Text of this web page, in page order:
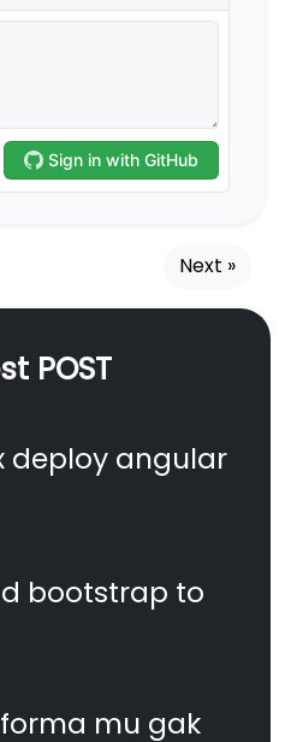
Next »
POST
deploy angular
bootstrap to
mu gak